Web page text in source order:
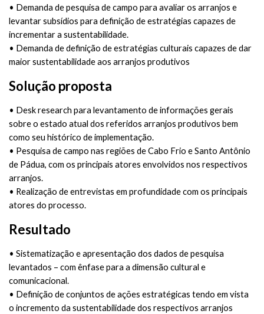
• Demanda de pesquisa de campo para avaliar os arranjos e
levantar subsídios para definição de estratégias capazes de
incrementar a sustentabilidade.
• Demanda de definição de estratégias culturais capazes de dar
maior sustentabilidade aos arranjos produtivos
Solução proposta
• Desk research para levantamento de informações gerais
sobre o estado atual dos referidos arranjos produtivos bem
como seu histórico de implementação.
• Pesquisa de campo nas regiões de Cabo Frio e Santo Antônio
de Pádua, com os principais atores envolvidos nos respectivos
arranjos.
• Realização de entrevistas em profundidade com os principais
atores do processo.
Resultado
• Sistematização e apresentação dos dados de pesquisa
levantados – com ênfase para a dimensão cultural e
comunicacional.
• Definição de conjuntos de ações estratégicas tendo em vista
o incremento da sustentabilidade dos respectivos arranjos